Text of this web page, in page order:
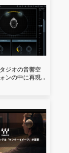
ジオの音響空
ンの中に再現